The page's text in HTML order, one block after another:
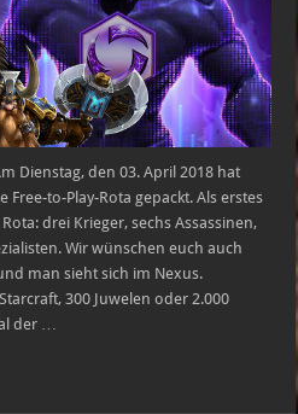
Dienstag, den 03. April 2018 hat
Free-to-Play-Rota gepackt. Als erstes
drei Krieger, sechs Assassinen,
Wir wünschen euch auch
man sieht sich im Nexus.
300 Juwelen oder 2.000
der …